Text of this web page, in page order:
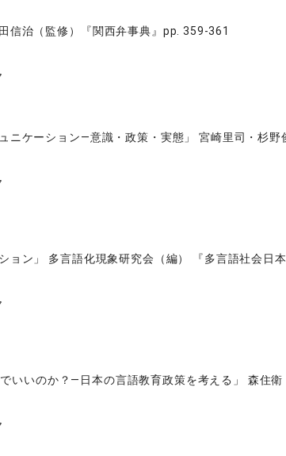
信治（監修）『関西弁事典』pp. 359-361
ニケーション―意識・政策・実態」 宮崎里司・杉
ョン」 多言語化現象研究会（編） 『多言語社会
でいいのか？―日本の言語教育政策を考える」 森住